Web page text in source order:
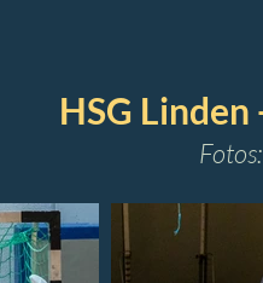
HSG